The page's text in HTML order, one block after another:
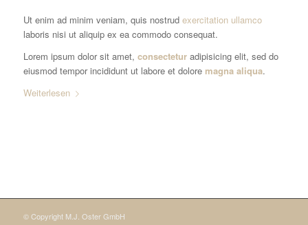
Ut enim ad minim veniam, quis nostrud exercitation ullamco
laboris nisi ut aliquip ex ea commodo consequat.
Lorem ipsum dolor sit amet, consecteturadipisicing elit, sed do
eiusmod tempor incididunt ut labore et dolore magna aliqua.
Weiterlesen
© Copyright M.J. Oster GmbH